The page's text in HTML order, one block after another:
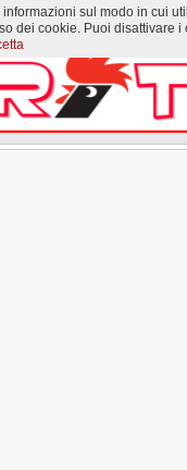
sul modo in cui
dei cookie. Puoi